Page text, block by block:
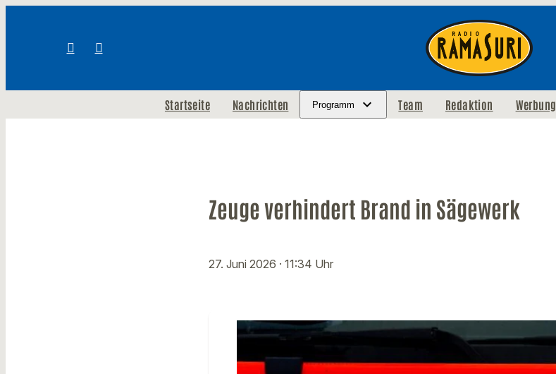
Startseite Nachrichten Programm Team Redaktion Werbung
Zeuge verhindert Brand in Sägewerk
27. Juni 2026 · 11:34 Uhr